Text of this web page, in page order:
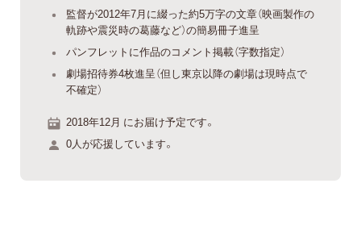
監督が2012年7月に綴った約5万字の文章（映画製作の
軌跡や震災時の葛藤など）の簡易冊子進呈
パンフレットに作品のコメント掲載（字数指定）
劇場招待券4枚進呈（但し東京以降の劇場は現時点で
不確定）
2018年12月 にお届け予定です。
0人が応援しています。